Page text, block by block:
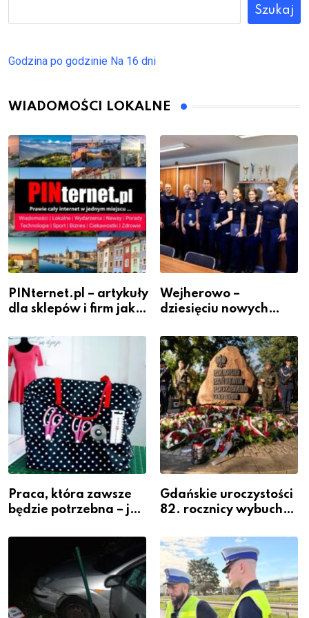
Szukaj
Godzina po godzinie Na 16 dni
WIADOMOŚCI LOKALNE
PINternet.pl – artykuły
dla sklepów i firm jako
widoczność
Wejherowo –
dziesięciu nowych
szeregach Komendy
Powiatowej
Praca, która zawsze
będzie potrzebna – jak
zawodem przyszłości i
gdzie się go nauczyć?
Gdańskie uroczystości
82. rocznicy wybuchu
Warszawskiego